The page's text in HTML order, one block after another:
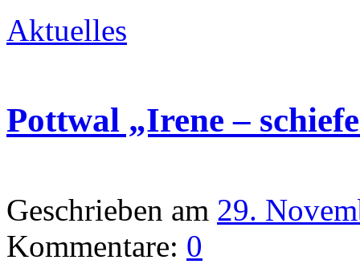
Aktuelles
Pottwal „Irene –
Geschrieben am 29.
Kommentare: 0